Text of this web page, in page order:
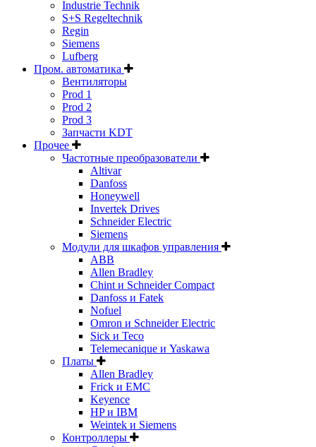
Industrie Technik
S+S Regeltechnik
Regin
Siemens
Lufberg
Пром. автоматика
Вентиляторы
Prod 1
Prod 2
Prod 3
Запчасти KDT
Прочее
Частотные преобразователи
Altivar
Danfoss
Honeywell
Invertek Drives
Schneider Electric
Siemens
Модули для шкафов управления
ABB
Allen Bradley
Chint и Schneider Compact
Danfoss и Fatek
Nofuel
Omron и Schneider Electric
Sick и Teco
Telemecanique и Yaskawa
Платы
Allen Bradley
Frick и EMC
Keyence
HP и IBM
Weintek и Siemens
Контроллеры